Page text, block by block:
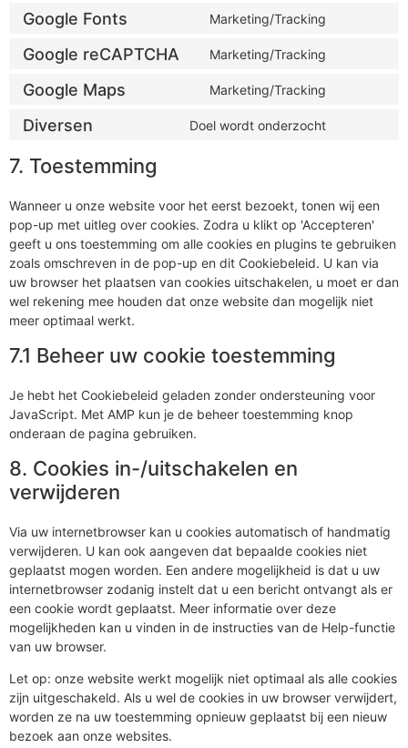
Google Fonts Marketing/Tracking
Google reCAPTCHA Marketing/Tracking
Google Maps Marketing/Tracking
Diversen Doel wordt onderzocht
7. Toestemming
Wanneer u onze website voor het eerst bezoekt, tonen wij een
pop-up met uitleg over cookies. Zodra u klikt op 'Accepteren'
geeft u ons toestemming om alle cookies en plugins te gebruiken
zoals omschreven in de pop-up en dit Cookiebeleid. U kan via
uw browser het plaatsen van cookies uitschakelen, u moet er dan
wel rekening mee houden dat onze website dan mogelijk niet
meer optimaal werkt.
7.1 Beheer uw cookie toestemming
Je hebt het Cookiebeleid geladen zonder ondersteuning voor
JavaScript. Met AMP kun je de beheer toestemming knop
onderaan de pagina gebruiken.
8. Cookies in-/uitschakelen en
verwijderen
Via uw internetbrowser kan u cookies automatisch of handmatig
verwijderen. U kan ook aangeven dat bepaalde cookies niet
geplaatst mogen worden. Een andere mogelijkheid is dat u uw
internetbrowser zodanig instelt dat u een bericht ontvangt als er
een cookie wordt geplaatst. Meer informatie over deze
mogelijkheden kan u vinden in de instructies van de Help-functie
van uw browser.
Let op: onze website werkt mogelijk niet optimaal als alle cookies
zijn uitgeschakeld. Als u wel de cookies in uw browser verwijdert,
worden ze na uw toestemming opnieuw geplaatst bij een nieuw
bezoek aan onze websites.